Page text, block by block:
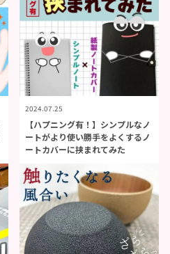
2024.07.25
【ハプニング有！】シンプルなノ
ートがより使い勝手をよくするノ
ートカバーに挟まれてみた